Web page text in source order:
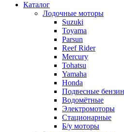
Каталог
Лодочные моторы
Suzuki
Toyama
Parsun
Reef Rider
Mercury
Tohatsu
Yamaha
Honda
Подвесные
Водомётные
Электромоторы
Стационарные
Б/у моторы